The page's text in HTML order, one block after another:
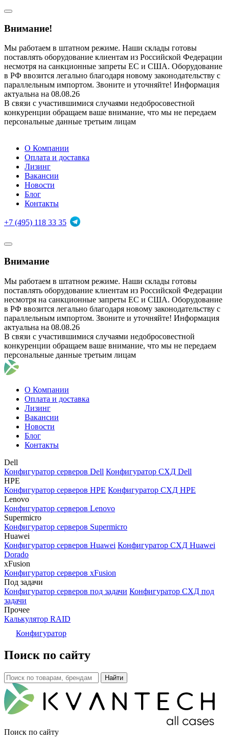
Внимание!
Мы работаем в штатном режиме. Наши склады готовы
поставлять оборудование клиентам из Российской Федерации
несмотря на санкционные запреты ЕС и США. Оборудование
в РФ ввозится легально благодаря новому законодательству с
параллельным импортом. Звоните и уточняйте! Информация
актуальна на 08.08.26
В связи с участившимися случаями недобросовестной
конкуренции обращаем ваше внимание, что мы не передаем
персональные данные третьим лицам
О Компании
Оплата и доставка
Лизинг
Вакансии
Новости
Блог
Контакты
+7 (495) 118 33 35
Внимание
Мы работаем в штатном режиме. Наши склады готовы
поставлять оборудование клиентам из Российской Федерации
несмотря на санкционные запреты ЕС и США. Оборудование
в РФ ввозится легально благодаря новому законодательству с
параллельным импортом. Звоните и уточняйте! Информация
актуальна на 08.08.26
В связи с участившимися случаями недобросовестной
конкуренции обращаем ваше внимание, что мы не передаем
персональные данные третьим лицам
О Компании
Оплата и доставка
Лизинг
Вакансии
Новости
Блог
Контакты
Dell
Конфигуратор серверов Dell Конфигуратор СХД Dell
HPE
Конфигуратор серверов HPE Конфигуратор СХД HPE
Lenovo
Конфигуратор серверов Lenovo
Supermicro
Конфигуратор серверов Supermicro
Huawei
Конфигуратор серверов Huawei Конфигуратор СХД Huawei
Dorado
xFusion
Конфигуратор серверов xFusion
Под задачи
Конфигуратор серверов под задачи Конфигуратор СХД под
задачи
Прочее
Калькулятор RAID
Конфигуратор
Поиск по сайту
Поиск по сайту